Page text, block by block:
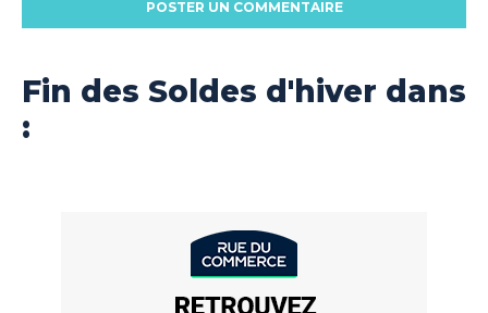
Fin des Soldes d'hiver dans
: